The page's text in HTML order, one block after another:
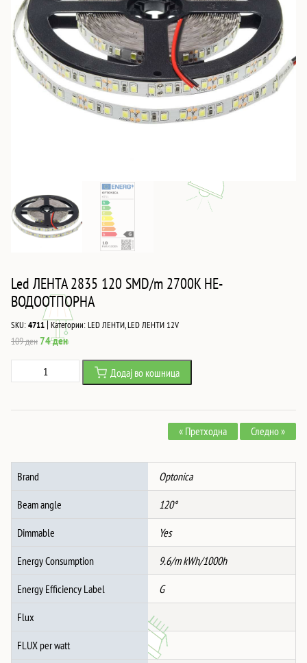
Led ЛЕНТА 2835 120 SMD/m 2700K НЕ-
ВОДООТПОРНА
SKU:4711|Категории:LED ЛЕНТИ,LED ЛЕНТИ 12V
109денOriginal
was:
74денCurrent
price
74 ден.
ЛЕНТА
НЕ-
ВОДООТПОРНА
количина
Додај во кошница
« Претходна Следно »
Brand Optonica
Beam angle 120°
Dimmable Yes
Energy Consumption 9.6/m kWh/1000h
Energy Efficiency Label G
Flux
FLUX per watt